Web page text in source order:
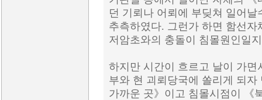
던 기뢰나 어뢰에 부딪쳐 일어
추측하였다. 그런가 하면 함선
저암초와의 충돌이 침몰원인일
하지만 시간이 흐르고 날이 가
부와 현 괴뢰당국에 쏠리게 되
가까운 곳》이고 침몰시점이 《